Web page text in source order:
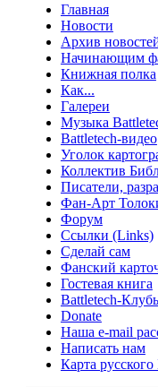
Главная
Новости
Архив
Начинающим
Книжная полка
Как...
Галереи
Музыка
Battletech-видео
Уголок
Коллектив
Писатели,
Фан-Арт
Форум
Ссылки (Links)
Сделай сам
Фанский
Гостевая книга
Battletech-
Donate
Наша e-mail
Написать нам
Карта